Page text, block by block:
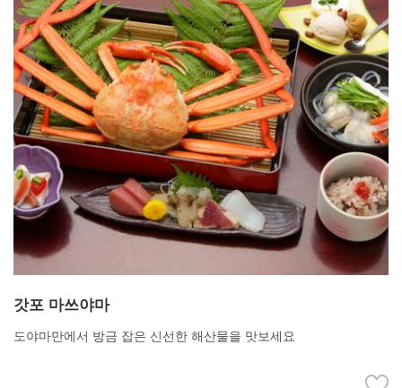
갓포 마쓰야마
도야마만에서 방금 잡은 신선한 해산물을 맛보세요